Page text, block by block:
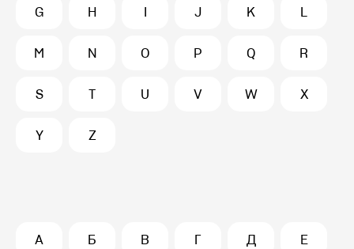
G H I J K L
M N O P Q R
S T U V W X
Y Z
А Б В Г Д Е